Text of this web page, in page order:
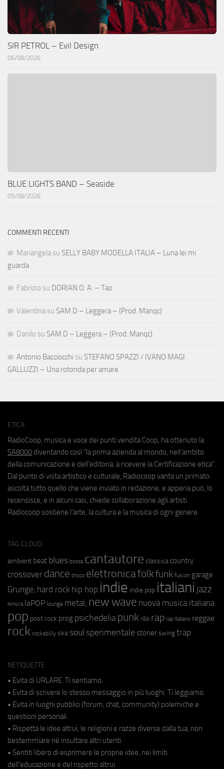
SIR PETROL – Evil Design
06/08/2026
BLUE LIGHTS BAND – Seaside
05/08/2026
COMMENTI RECENTI
Mariangela su SELLY BABY MODELLA ITALIA – Luna lei mi
guarda
Fabrizio su DORIAN O. A. – Tao
Valentina su SAM D – Leggera – (Prod. Manqc)
Danilo su SAM D – Leggera – (Prod. Manqc)
Antonio Bacciocchi su STEFANO SPAZZI / IVANO MAGI
GALLUZZI – Una rotonda per amare
ETICA
RadioCoop, musica e voce dei punti vendita Coop, ha ottenuto la
SA8000 diventando così "la prima azienda al mondo, nell'ambito
della comunicazione e dell'editoria, a ricevere la Certificazione etica".
Dal punto di vista artistico e culturale, Radiocoop vanta un primato:
ascolta tutto quello che viene inviato in redazione, e appena può, lo
recensisce, e in alcuni casi, chiede collaborazione agli artisti.
Radiocoop sostiene l'arte, la cultura e la musica di ogni genere.
TAG CLOUD
ambient beat blues bossa cantautore classica country
crossover dance disco elettronicafolkfunk fusion garage
Grunge; hard rock hip hop indie indie pop italiani jazz
kimura laPOP lounge metal; new wave nuova musica italiana
pop post rock prog psichedeliapunk r&b rap rap italiano reggae
rock rockabilly ska soul sperimentale stoner swing trap
NETIQUETTE
• Evita di URLARE. Ti sentiamo.
• Evita di scrivere lo stesso messaggio in più luoghi. Ti leggiamo.
• Evita in luoghi pubblici (forum, chat, community) polemiche e
questioni personali.
• Rispetta le idee altrui, le religioni e razze diverse dalla tua, non
bestemmiare né insultare altri utenti.
• Sentiti libero di esprimere le proprie idee, nei limiti
dell'educazione e del rispetto altrui.